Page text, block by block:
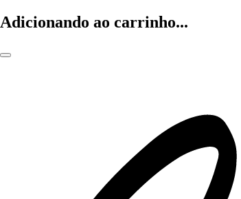
Adicionando ao carrinho...